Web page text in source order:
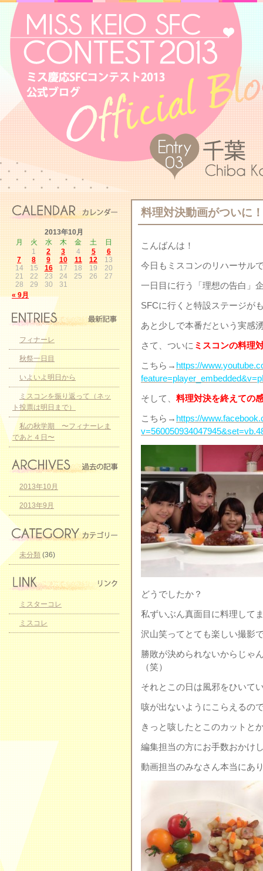
料理対決動画がついに！
こんばんは！
今日もミスコンのリハーサル
一日目に行う「理想の告白」
SFCに行くと特設ステージが
あと少しで本番だという実感
さて、ついに ミスコンの料理
こちら→ https://
そして、 料理対決を終えての
こちら→ https://
どうでしたか？
私ずいぶん真面目に料理して
沢山笑ってとても楽しい撮影
勝敗が決められないからじゃ
（笑）
それとこの日は風邪をひいて
咳が出ないようにこらえるの
きっと咳したとこのカットと
編集担当の方にお手数おかけ
動画担当のみなさん本当にあ
2013年10月
月
火 水 木 金 土 日
« 9月
1 2 3 4 5
6
7
8 9 10 11 12
13
14
15 16 17 18 19
20
21
22 23 24 25 26
27
28
29 30 31
フィナーレ
秋祭一日目
いよいよ明日から
ミスコンを振り返って（ネッ
ト投票は明日まで）
私の秋学期 〜フィナーレま
であと４日〜
2013年10月
2013年9月
未分類(36)
ミスターコレ
ミスコレ